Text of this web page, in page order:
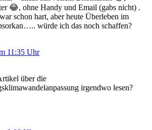
😂, ohne Handy und Email (gabs nicht) .
schon hart, aber heute Überleben im
würde ich das noch schaffen?
11:35 Uhr
über die
irgendwo lesen?